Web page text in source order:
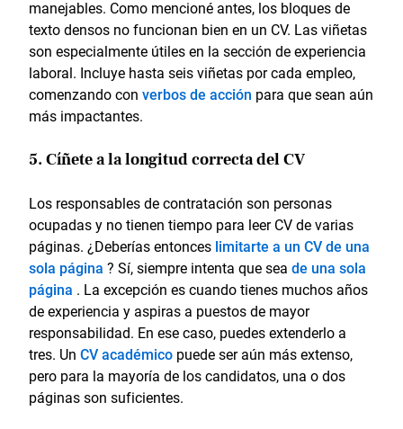
manejables. Como mencioné antes, los bloques de
texto densos no funcionan bien en un CV. Las viñetas
son especialmente útiles en la sección de experiencia
laboral. Incluye hasta seis viñetas por cada empleo,
comenzando con verbos de acción para que sean aún
más impactantes.
5. Cíñete a la longitud correcta del CV
Los responsables de contratación son personas
ocupadas y no tienen tiempo para leer CV de varias
páginas. ¿Deberías entonces limitarte a un CV de una
sola página ? Sí, siempre intenta que sea de una sola
página . La excepción es cuando tienes muchos años
de experiencia y aspiras a puestos de mayor
responsabilidad. En ese caso, puedes extenderlo a
tres. Un CV académico puede ser aún más extenso,
pero para la mayoría de los candidatos, una o dos
páginas son suficientes.